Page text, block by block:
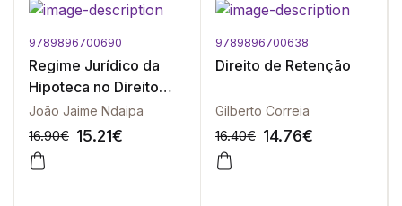
9789896700690
Regime Jurídico da
Hipoteca no Direito
Positivo Moçambicano
João Jaime Ndaipa
16.90€ 15.21€
9789896700638
Direito de Retenção
Gilberto Correia
16.40€ 14.76€